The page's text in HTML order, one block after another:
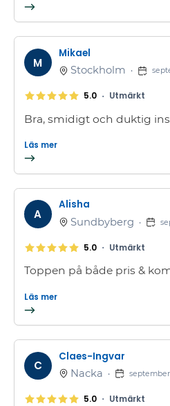
M
Mikael
Stockholm •
5.0 • Utmärkt
Bra, smidigt och duktig
Läs mer
A
Alisha
Sundbyberg •
5.0 • Utmärkt
Toppen på både pris &
Läs mer
C
Claes-Ingvar
Nacka • september
5.0 • Utmärkt